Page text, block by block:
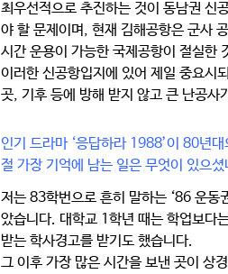
최우선적으로 추진하는 것이 동남권 신
야 할 문제이며, 현재 김해공항은 군사
시간 운용이 가능한 국제공항이 절실한
이러한 신공항입지에 있어 제일 중요시
곳, 기후 등에 방해 받지 않고 큰 난공사
인기 드라마 ‘응답하라 1988’이 80년
절 가장 기억에 남는 일은 무엇이 있으셨
저는 83학번으로 흔히 말하는 ‘86 운동
았습니다. 대학교 1학년 때는 학업보다
받는 학사경고를 받기도 했습니다.
그 이후 가장 많은 시간을 보낸 곳이 상